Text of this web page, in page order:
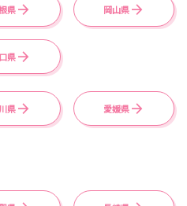
県 岡山県
県
県 愛媛県